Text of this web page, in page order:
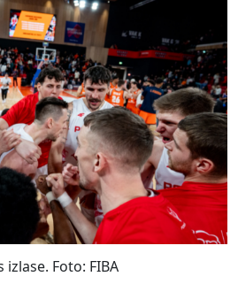
izlase. Foto: FIBA